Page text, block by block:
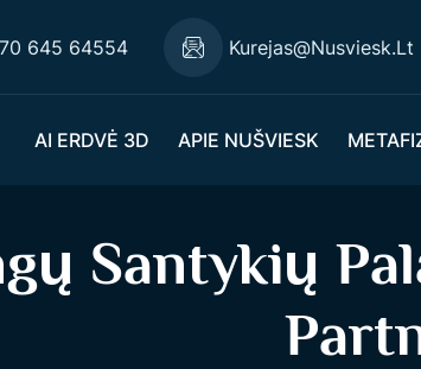
645 64554 Kurejas@nusviesk.lt
AI ERDVĖ 3D APIE NUŠVIESK
Santykių